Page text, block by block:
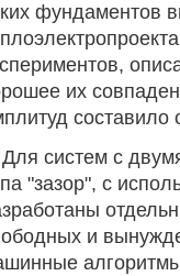
фундаментов
их
составило
систем с
"зазор", с
и